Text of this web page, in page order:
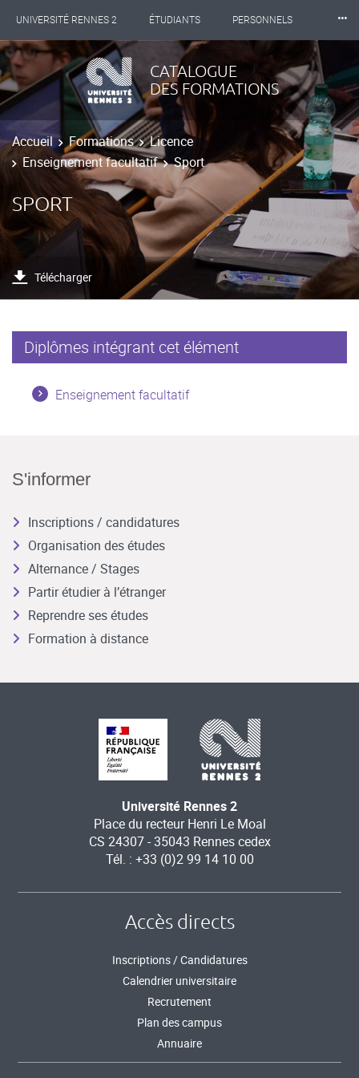
UNIVERSITÉ RENNES 2 ÉTUDIANTS PERSONNELS
INTERNATIONAL PROFESSIONNELS BIBLIOTHÈQUES
LES NOUVELLES DE RENNES 2
⸱⸱⸱
CATALOGUE
DES FORMATIONS
Accueil Formations
Licence
Enseignement facultatif
Sport
SPORT
Télécharger
Diplômes intégrant cet élément
Enseignement facultatif
S'informer
Inscriptions / candidatures
Organisation des études
Alternance / Stages
Partir étudier à l’étranger
Reprendre ses études
Formation à distance
Université Rennes 2
Place du recteur Henri Le Moal
CS 24307 - 35043 Rennes cedex
Tél. : +33 (0)2 99 14 10 00
Accès directs
Inscriptions / Candidatures
Calendrier universitaire
Recrutement
Plan des campus
Annuaire